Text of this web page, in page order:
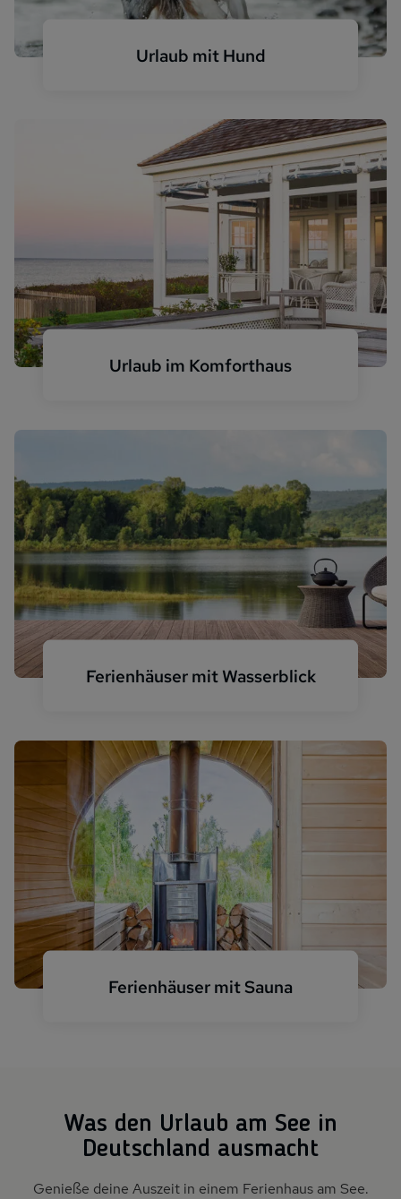
Urlaub mit Hund
Urlaub im Komforthaus
Ferienhäuser mit Wasserblick
Ferienhäuser mit Sauna
Was den Urlaub am See in
Deutschland ausmacht
Genieße deine Auszeit in einem Ferienhaus am See.